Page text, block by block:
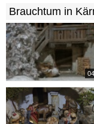
Brauchtum in